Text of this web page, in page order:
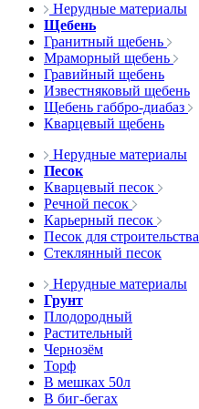
Нерудные материалы
Щебень
Гранитный щебень
Мраморный щебень
Гравийный щебень
Известняковый щебень
Щебень габбро-диабаз
Кварцевый щебень
Нерудные материалы
Песок
Кварцевый песок
Речной песок
Карьерный песок
Песок для строительства
Стеклянный песок
Нерудные материалы
Грунт
Плодородный
Растительный
Чернозём
Торф
В мешках 50л
В биг-бегах